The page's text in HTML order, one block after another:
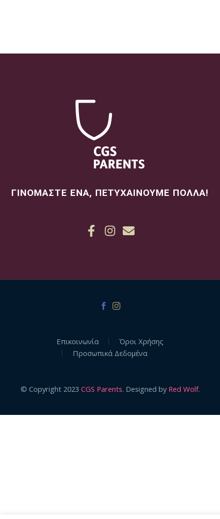
ΓΙΝΟΜΑΣΤΕ ΕΝΑ, ΠΕΤΥΧΑΙΝΟΥΜΕ ΠΟΛΛΑ!
Επικοινωνία
Όροι Χρήσης
Προσωπικά Δεδομένα
© Copyright 2023 CGS Parents. Designed by Red Wolf.